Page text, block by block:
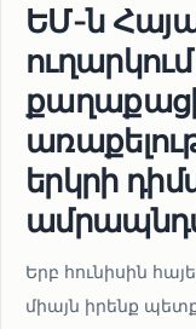
ԵՄ-ն
երկրի
Երբ հունիսին
միայն իրենք